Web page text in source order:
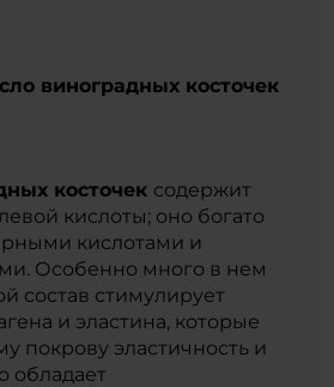
виноградных косточек
косточек содержит
кислоты; оно богато
кислотами и
Особенно много в нем
состав стимулирует
и эластина, которые
покрову эластичность и
обладает